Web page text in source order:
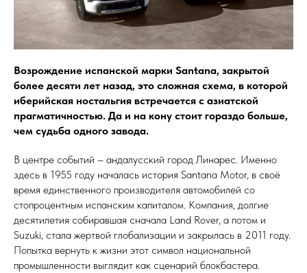
Возрождение испанской марки Santana, закрытой
более десяти лет назад, это сложная схема, в которой
иберийская ностальгия встречается с азиатской
прагматичностью. Да и на кону стоит гораздо больше,
чем судьба одного завода.
В центре событий – андалусский город Линарес. Именно
здесь в 1955 году началась история Santana Motor, в своё
время единственного производителя автомобилей со
стопроцентным испанским капиталом. Компания, долгие
десятилетия собиравшая сначала Land Rover, а потом и
Suzuki, стала жертвой глобализации и закрылась в 2011 году.
Попытка вернуть к жизни этот символ национальной
промышленности выглядит как сценарий блокбастера.